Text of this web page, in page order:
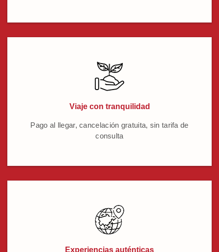
Viaje con tranquilidad
Pago al llegar, cancelación gratuita, sin tarifa de
consulta
Experiencias auténticas